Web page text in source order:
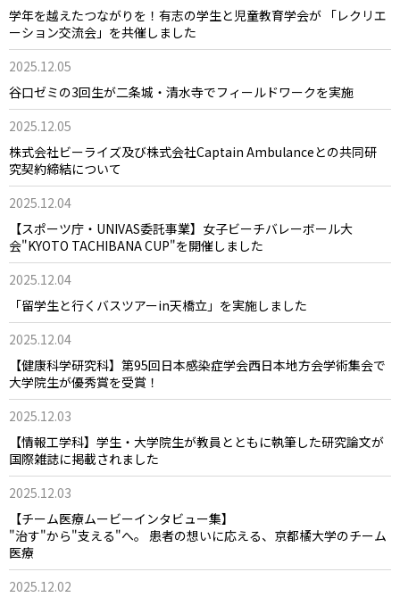
学年を越えたつながりを！有志の学生と児童教育学会が 「レクリエ
ーション交流会」を共催しました
2025.12.05
谷口ゼミの3回生が二条城・清水寺でフィールドワークを実施
2025.12.05
株式会社ビーライズ及び株式会社Captain Ambulanceとの共同研
究契約締結について
2025.12.04
【スポーツ庁・UNIVAS委託事業】女子ビーチバレーボール大
会"KYOTO TACHIBANA CUP"を開催しました
2025.12.04
「留学生と行くバスツアーin天橋立」を実施しました
2025.12.04
【健康科学研究科】第95回日本感染症学会西日本地方会学術集会で
大学院生が優秀賞を受賞！
2025.12.03
【情報工学科】学生・大学院生が教員とともに執筆した研究論文が
国際雑誌に掲載されました
2025.12.03
【チーム医療ムービーインタビュー集】
"治す"から"支える"へ。 患者の想いに応える、京都橘大学のチーム
医療
2025.12.02